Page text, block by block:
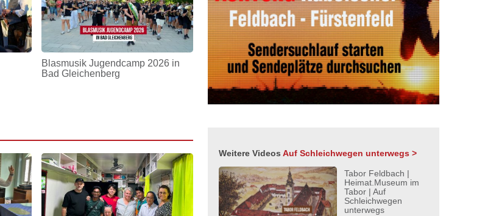
Blasmusik Jugendcamp 2026 in
Bad Gleichenberg
Weitere Videos Auf Schleichwegen unterwegs >
Tabor Feldbach |
Heimat.Museum im
Tabor | Auf
Schleichwegen
unterwegs